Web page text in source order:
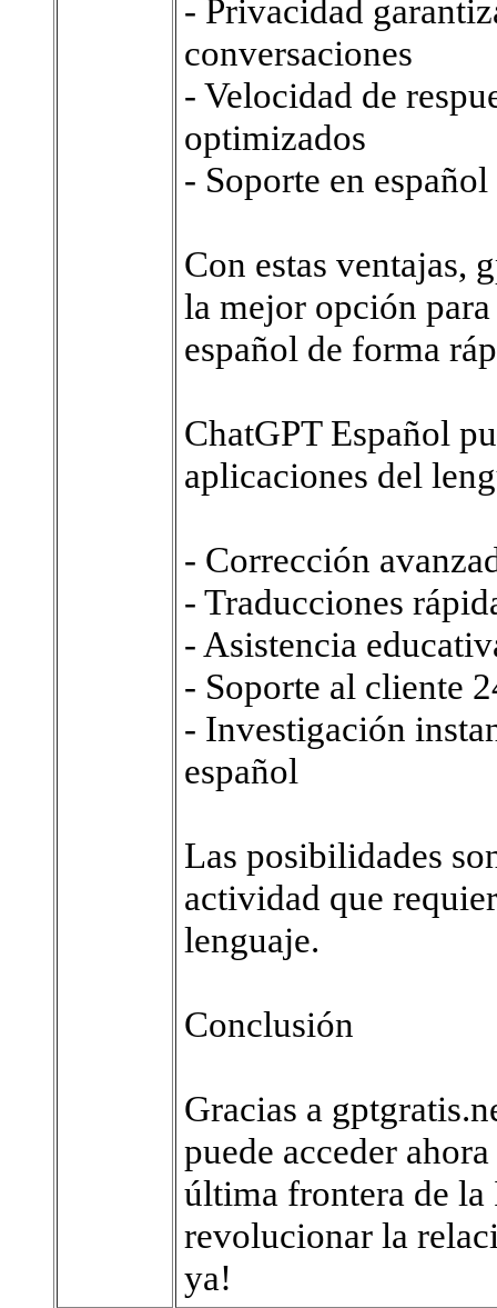
- Privacidad
conversaciones
- Velocidad de
optimizados
- Soporte en
Con estas ventajas,
la mejor opción
español de forma
ChatGPT Español
aplicaciones del
- Corrección
- Traducciones
- Asistencia
- Soporte al cliente
- Investigación
español
Las posibilidades
actividad que
lenguaje.
Conclusión
Gracias a
puede acceder
última frontera de la
revolucionar la
ya!